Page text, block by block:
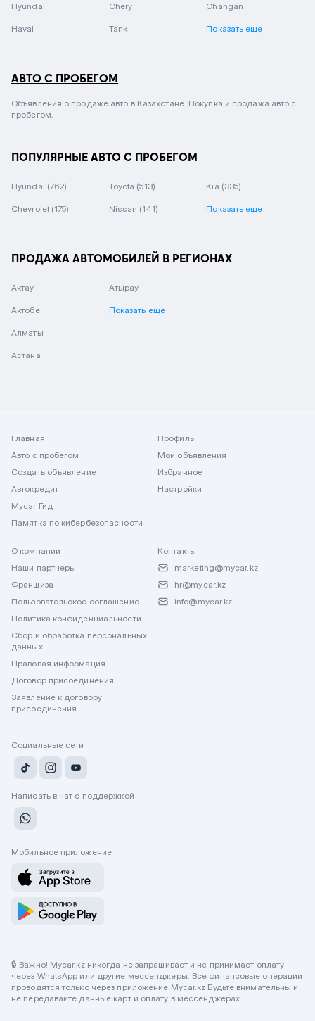
Hyundai Chery Changan
Haval Tank Показать еще
АВТО С ПРОБЕГОМ
Объявления о продаже авто в Казахстане. Покупка и продажа авто с
пробегом.
ПОПУЛЯРНЫЕ АВТО С ПРОБЕГОМ
Hyundai (762) Toyota (513) Kia (335)
Chevrolet (175) Nissan (141) Показать еще
ПРОДАЖА АВТОМОБИЛЕЙ В РЕГИОНАХ
Актау
Актобе
Алматы
Астана
Атырау
Показать еще
Главная
Авто с пробегом
Создать объявление
Автокредит
Mycar Гид
Памятка по кибербезопасности
Профиль
Мои объявления
Избранное
Настройки
О компании
Наши партнеры
Франшиза
Пользовательское соглашение
Политика конфиденциальности
Сбор и обработка персональных
данных
Правовая информация
Договор присоединения
Заявление к договору
присоединения
Контакты
marketing@mycar.kz
hr@mycar.kz
info@mycar.kz
Социальные сети
Написать в чат с поддержкой
Мобильное приложение
🔒 Важно! Mycar.kz никогда не запрашивает и не принимает оплату
через WhatsApp или другие мессенджеры. Все финансовые операции
проводятся только через приложение Mycar.kz Будьте внимательны и
не передавайте данные карт и оплату в мессенджерах.